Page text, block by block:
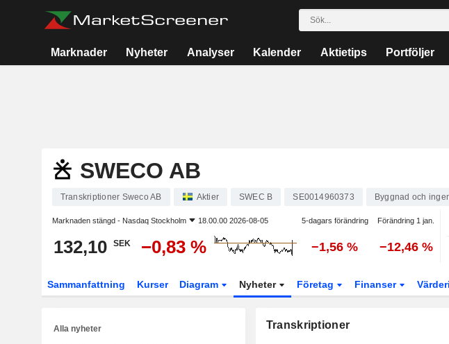
Marknader Nyheter Analyser Kalender Aktietips Portföljer
SWECO AB
Transkriptioner Sweco AB Aktier SWEC B SE0014960373 Byggnad och
Marknaden stängd - Nasdaq Stockholm 18.00.00 2026-08-05 5-dagars förändring Förändring 1 jan.
132,10 SEK −0,83 % −1,56 % −12,46 %
Sammanfattning Kurser Diagram Nyheter Företag Finanser
Transkriptioner
Alla nyheter